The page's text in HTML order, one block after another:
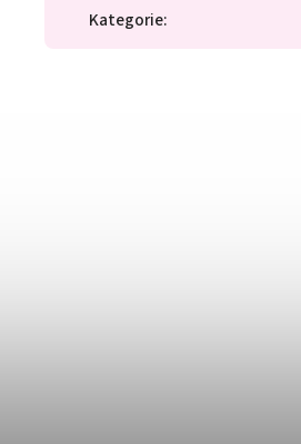
Kategorie: